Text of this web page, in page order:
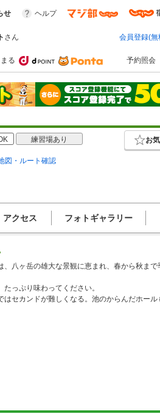
せ ヘルプ
さん 会員登録(無
る 予約照会
練習場あり お
図・ルート確認
アクセス フォトギャラリー
八ヶ岳の雄大な景観に恵まれ、春から秋まで
っぷり味わってください。
セカンドが難しくなる。池のからんだホール